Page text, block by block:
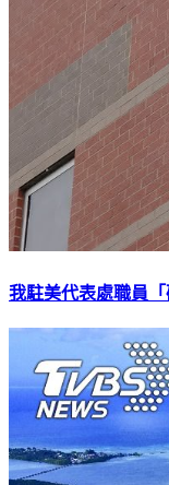
我駐美代表處職員